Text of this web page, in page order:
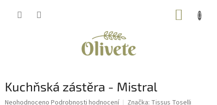
Kuchňská zástěra - Mistral
Průměrné
Neohodnoceno Podrobnosti hodnocení Značka: Tissus Toselli